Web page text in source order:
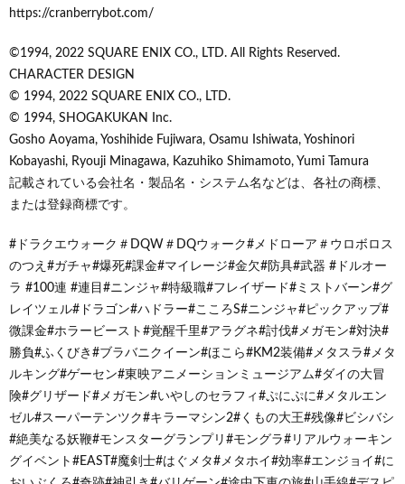
https://cranberrybot.com/
©1994, 2022 SQUARE ENIX CO., LTD. All Rights Reserved.
CHARACTER DESIGN
© 1994, 2022 SQUARE ENIX CO., LTD.
© 1994, SHOGAKUKAN Inc.
Gosho Aoyama, Yoshihide Fujiwara, Osamu Ishiwata, Yoshinori
Kobayashi, Ryouji Minagawa, Kazuhiko Shimamoto, Yumi Tamura
記載されている会社名・製品名・システム名などは、各社の商標、
または登録商標です。
#ドラクエウォーク＃DQW＃DQウォーク#メドローア＃ウロボロス
のつえ#ガチャ#爆死#課金#マイレージ#金欠#防具#武器 #ドルオー
ラ #100連 #連目#ニンジャ#特級職#フレイザード#ミストバーン#グ
レイツェル#ドラゴン#ハドラー#こころS#ニンジャ#ピックアップ#
微課金#ホラービースト#覚醒千里#アラグネ#討伐#メガモン#対決#
勝負#ふくびき#ブラバニクイーン#ほこら#KM2装備#メタスラ#メタ
ルキング#ゲーセン#東映アニメーションミュージアム#ダイの大冒
険#グリザード#メガモン#いやしのセラフィ#ぷにぷに#メタルエン
ゼル#スーパーテンツク#キラーマシン2#くもの大王#残像#ビシバシ
#絶美なる妖鞭#モンスターグランプリ#モングラ#リアルウォーキン
グイベント#EAST#魔剣士#はぐメタ#メタホイ#効率#エンジョイ#に